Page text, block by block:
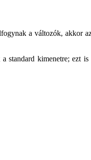
a változók, akkor
standard kimenetre; ezt